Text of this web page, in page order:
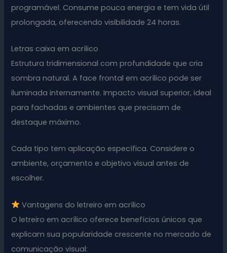
programável. Consume pouca energia e tem vida útil
prolongada, oferecendo visibilidade 24 horas.
Letras caixa em acrílico
Estrutura tridimensional com profundidade que cria
sombra natural. A face frontal em acrílico pode ser
iluminada internamente. Impacto visual superior, ideal
para fachadas e ambientes que precisam de
destaque máximo.
Cada tipo tem aplicação específica. Considere o
ambiente, orçamento e objetivo visual antes de
escolher.
Vantagens do letreiro em acrílico
O letreiro em acrílico oferece benefícios únicos que
explicam sua popularidade crescente no mercado de
comunicação visual: